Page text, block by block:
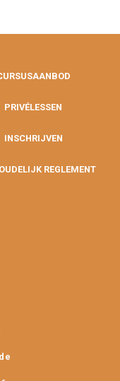
PRIVÉLESSEN
INSCHRIJVEN
REGLEMENT